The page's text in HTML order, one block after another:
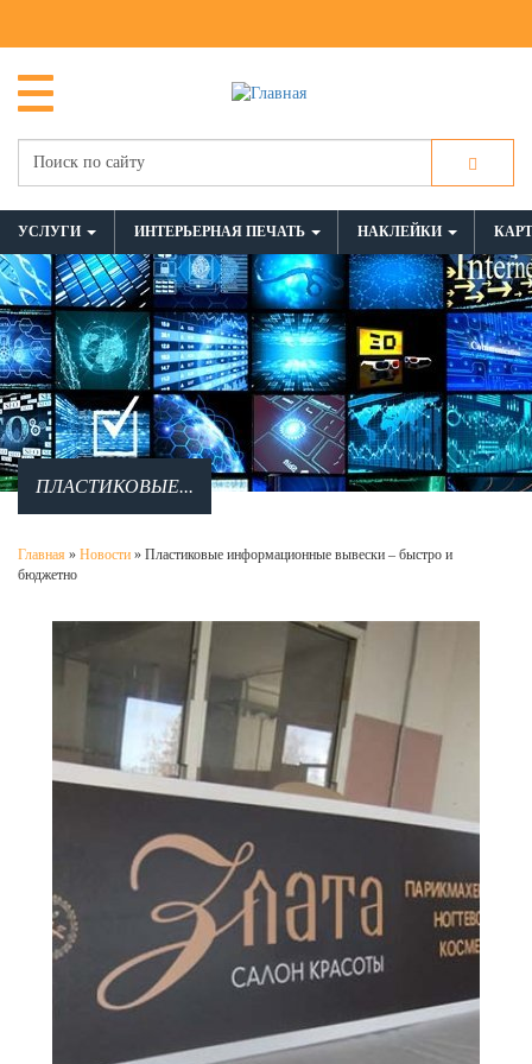
УСЛУГИ ИНТЕРЬЕРНАЯ ПЕЧАТЬ НАКЛЕЙКИ
ПЛАСТИКОВЫЕ...
Главная » Новости » Пластиковые информационные вывески – быстро и
бюджетно